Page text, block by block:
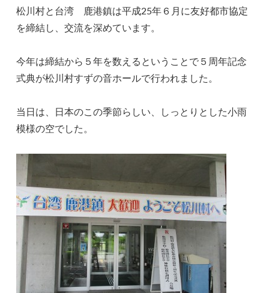
松川村と台湾 鹿港鎮は平成25年６月に友好都市協定
を締結し、交流を深めています。
今年は締結から５年を数えるということで５周年記念
式典が松川村すずの音ホールで行われました。
当日は、日本のこの季節らしい、しっとりとした小雨
模様の空でした。